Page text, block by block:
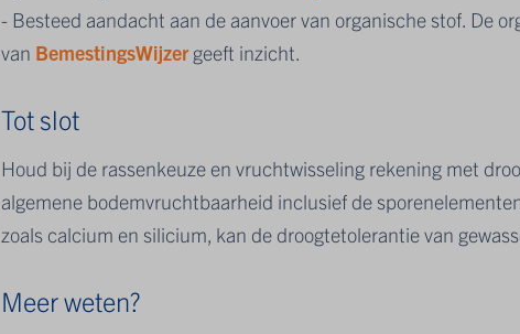
- Besteed aandacht aan de aanvoer van organische stof. De
van BemestingsWijzergeeft inzicht.
Tot slot
Houd bij de rassenkeuze en vruchtwisseling rekening met
algemene bodemvruchtbaarheid inclusief de
zoals calcium en silicium, kan de droogtetolerantie van
Meer weten?